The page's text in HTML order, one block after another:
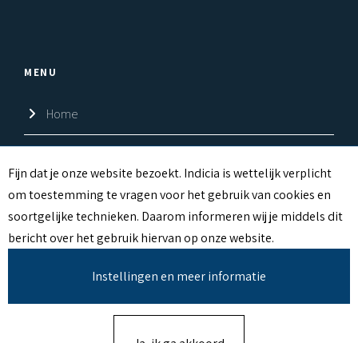
C
O
O
K
E
Fijn dat je onze website bezoekt. Indicia is wettelijk verplicht
om toestemming te vragen voor het gebruik van cookies en
soortgelijke technieken. Daarom informeren wij je middels dit
bericht over het gebruik hiervan op onze website.
Instellingen en meer informatie
MENU
Home
Over ons
Contact